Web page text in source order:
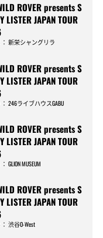
ROVER presents S
LISTER JAPAN TOUR
：新栄シャングリラ
ROVER presents S
LISTER JAPAN TOUR
：246ライブハウスGABU
ROVER presents S
LISTER JAPAN TOUR
：GLION MUSEUM
ROVER presents S
LISTER JAPAN TOUR
：渋谷O-West